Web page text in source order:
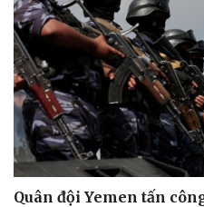
Quân đội Yemen tấn